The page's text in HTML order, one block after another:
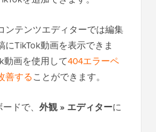
ンテンツエディターでは編集
にTikTok動画を表示できま
動画を使用して404エラーペ
善することができます。
ドで、 外観 » エディターに